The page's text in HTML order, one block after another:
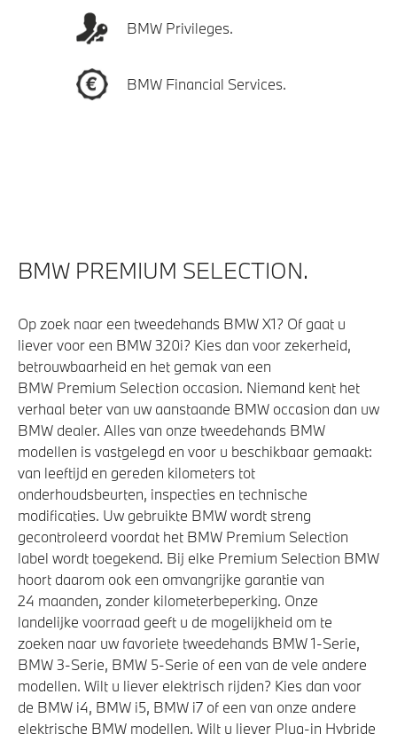
BMW Privileges.
BMW Financial Services.
BMW PREMIUM SELECTION.
Op zoek naar een tweedehands BMW X1? Of gaat u
liever voor een BMW 320i? Kies dan voor zekerheid,
betrouwbaarheid en het gemak van een
BMW Premium Selection occasion. Niemand kent het
verhaal beter van uw aanstaande BMW occasion dan uw
BMW dealer. Alles van onze tweedehands BMW
modellen is vastgelegd en voor u beschikbaar gemaakt:
van leeftijd en gereden kilometers tot
onderhoudsbeurten, inspecties en technische
modificaties. Uw gebruikte BMW wordt streng
gecontroleerd voordat het BMW Premium Selection
label wordt toegekend. Bij elke Premium Selection BMW
hoort daarom ook een omvangrijke garantie van
24 maanden, zonder kilometerbeperking. Onze
landelijke voorraad geeft u de mogelijkheid om te
zoeken naar uw favoriete tweedehands BMW 1-Serie,
BMW 3-Serie, BMW 5-Serie of een van de vele andere
modellen. Wilt u liever elektrisch rijden? Kies dan voor
de BMW i4, BMW i5, BMW i7 of een van onze andere
elektrische BMW modellen. Wilt u liever Plug-in Hybride